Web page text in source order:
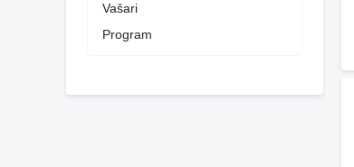
Vašari
Program